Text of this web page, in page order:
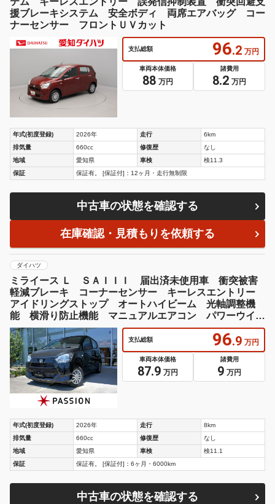
援ブレーキシステム 安全ボディ 両席エアバッグ コー
ナーセンサー フロントＵＶカット
支払総額 96.2 万円
車両本体価格
88 万円
諸費用
8.2 万円
年式(初度登録) 2026年 走行
6km
排気量
660cc 修復歴
なし
地域
愛知県 車検
検11.3
保証
保証有。 [保証付]：12ヶ月・走行無制限
中古車の状態を確認する
在庫確認・見積もりを依頼する
ダイハツ
ミライース Ｌ ＳＡＩＩＩ 届出済未使用車 衝突被害
軽減ブレーキ コーナーセンサー キーレスエントリー
アイドリングストップ オートハイビーム 光軸調整機
能 横滑り防止機能 マニュアルエアコン パワーウイン
ドウ 保証あり
支払総額 96.9 万円
車両本体価格
87.9 万円
諸費用
9 万円
年式(初度登録) 2026年 走行
8km
排気量
660cc 修復歴
なし
地域
愛知県 車検
検11.1
保証
保証有。 [保証付]：6ヶ月・6000km
中古車の状態を確認する